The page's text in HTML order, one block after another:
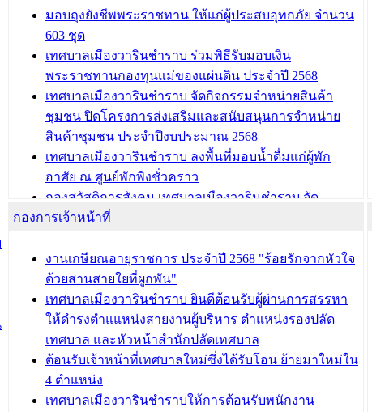
ทะเบียนภาษีป้าย
ประชุมผู้เช่าอาคารพาณิชย์ บริเวณถนนเกษมสุขและ
ถนนประทุมเทพภักดี
บทความ อื่นๆ ...
มอบถุงยังชีพพระราชทาน ให้แก่ผู้ประสบอุทกภัย จำนวน
603 ชุด
เทศบาลเมืองวารินชำราบ ร่วมพิธีรับมอบเงิน
พระราชทานกองทุนแม่ของแผ่นดิน ประจำปี 2568
เทศบาลเมืองวารินชำราบ จัดกิจกรรมจำหน่ายสินค้า
ชุมชน ปิดโครงการส่งเสริมและสนับสนุนการจำหน่าย
สินค้าชุมชน ประจำปีงบประมาณ 2568
เทศบาลเมืองวารินชำราบ ลงพื้นที่มอบน้ำดื่มแก่ผู้พัก
อาศัย ณ ศูนย์พักพิงชั่วคราว
กองสวัสดิการสังคม เทศบาลเมืองวารินชำราบ จัด
โครงการอบรมอาชีพระยะสั้น ประจำปี 2568 (หลักสูตร
บทความ อื่นๆ ...
กองการเจ้าหน้าที่
งานเกษียณอายุราชการ ประจำปี 2568 "ร้อยรักจากหัวใจ
ด้วยสานสายใยที่ผูกพัน"
เทศบาลเมืองวารินชำราบ ยินดีต้อนรับผู้ผ่านการสรรหา
ให้ดำรงตำแแหน่งสายงานผู้บริหาร ตำแหน่งรองปลัด
เทศบาล และหัวหน้าสำนักปลัดเทศบาล
ต้อนรับเจ้าหน้าที่เทศบาลใหม่ซึ่งได้รับโอน ย้ายมาใหม่ใน
4 ตำแหน่ง
เทศบาลเมืองวารินชำราบให้การต้อนรับพนักงาน